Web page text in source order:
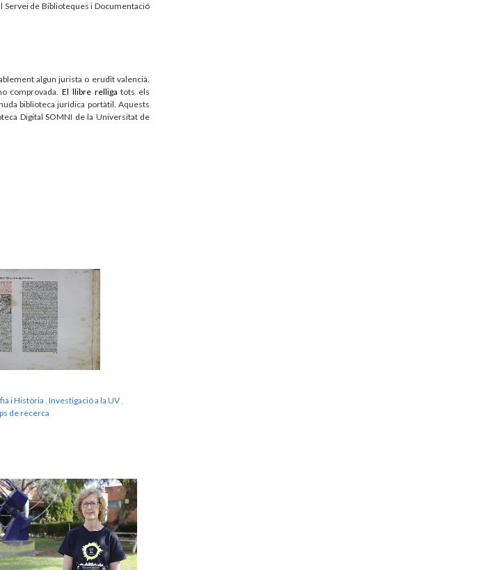
Servei de Biblioteques i Documentació
algun jurista o erudit valencià.
comprovada. El llibre relligatots els
biblioteca jurídica portàtil. Aquests
Digital SOMNI de la Universitat de
i Història , Investigació a la UV,
de recerca